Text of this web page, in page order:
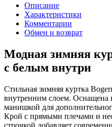
Описание
Характеристики
Комментарии
Обмен и возврат
Модная зимняя
с белым внутри
Стильная зимняя куртка
внутренним слоем.
манишкой для
Крой с прямыми плечами и
строчкой добавляет